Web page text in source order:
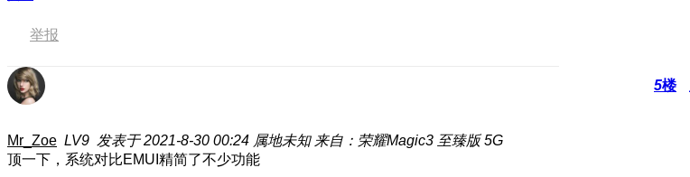
举报
5楼
Mr_Zoe LV9 发表于 2021-8-30 00:24 属地未知 来自：荣耀Magic3 至臻版 5G
顶一下，系统对比EMUI精简了不少功能